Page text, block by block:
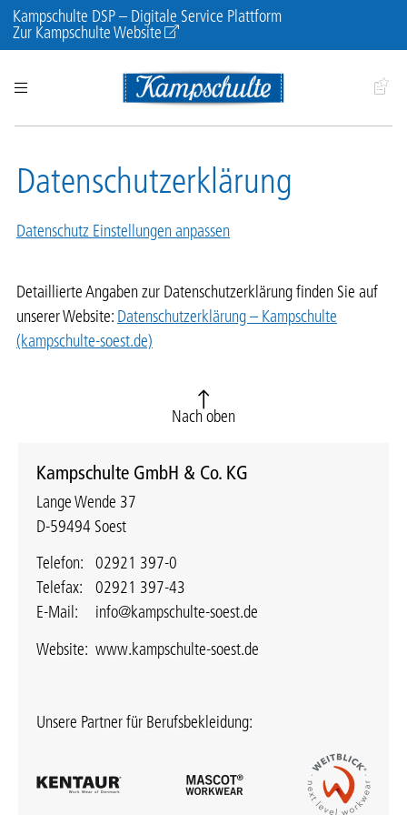
Kampschulte DSP – Digitale Service Plattform
Zur Kampschulte Website
Datenschutzerklärung
Datenschutz Einstellungen anpassen
Detaillierte Angaben zur Datenschutzerklärung finden Sie auf
unserer Website: Datenschutzerklärung – Kampschulte
(kampschulte-soest.de)
Nach oben
Kampschulte GmbH & Co. KG
Lange Wende 37
D-59494 Soest
Telefon:
02921 397-0
Telefax:
02921 397-43
E-Mail:
info@kampschulte-soest.de
Website: www.kampschulte-soest.de
Unsere Partner für Berufsbekleidung: